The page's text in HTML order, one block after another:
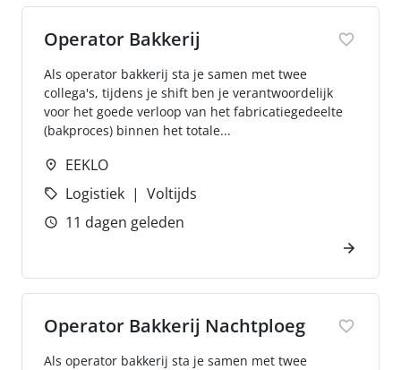
Operator Bakkerij
Als operator bakkerij sta je samen met twee
collega's, tijdens je shift ben je verantwoordelijk
voor het goede verloop van het fabricatiegedeelte
(bakproces) binnen het totale...
EEKLO
Logistiek
Voltijds
11 dagen geleden
Operator Bakkerij Nachtploeg
Als operator bakkerij sta je samen met twee